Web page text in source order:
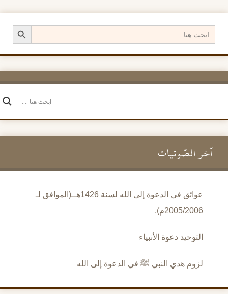
for:
Search Button
آخر الصَّوتيات
عوائق في الدعوة إلى الله لسنة 1426هــ(الموافق لـ
2005/2006م).
التوحيد دعوة الأنبياء
لزوم هدي النبي ﷺ في الدعوة إلى الله